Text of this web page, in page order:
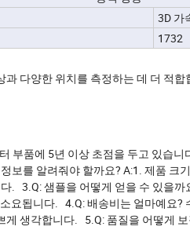
3D 가
1732
다양한 위치를 측정하는 데 더 적합
부품에 5년 이상 초점을 두고 있습
보를 알려줘야 할까요? A:1. 제품
. 3.Q: 샘플을 어떻게 얻을 수 있을까
요됩니다. 4.Q: 배송비는 얼마예요?
생각합니다. 5.Q: 품질을 어떻게